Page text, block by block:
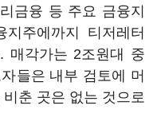
금융 등 주요 금융지
주에까지 티저레터
매각가는 2조원대 중
들은 내부 검토에 머
춘 곳은 없는 것으로